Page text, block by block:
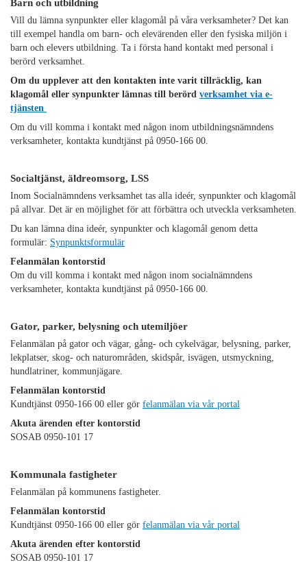
Barn och utbildning
Vill du lämna synpunkter eller klagomål på våra verksamheter? Det kan
till exempel handla om barn- och elevärenden eller den fysiska miljön i
barn och elevers utbildning. Ta i första hand kontakt med personal i
berörd verksamhet.
Om du upplever att den kontakten inte varit tillräcklig, kan
klagomål eller synpunkter lämnas till berörd verksamhet via e-
tjänsten
Om du vill komma i kontakt med någon inom utbildningsnämndens
verksamheter, kontakta kundtjänst på 0950-166 00.
Socialtjänst, äldreomsorg, LSS
Inom Socialnämndens verksamhet tas alla ideér, synpunkter och klagomål
på allvar. Det är en möjlighet för att förbättra och utveckla verksamheten.
Du kan lämna dina ideér, synpunkter och klagomål genom detta
formulär: Synpunktsformulär
Felanmälan kontorstid
Om du vill komma i kontakt med någon inom socialnämndens
verksamheter, kontakta kundtjänst på 0950-166 00.
Gator, parker, belysning och utemiljöer
Felanmälan på gator och vägar, gång- och cykelvägar, belysning, parker,
lekplatser, skog- och naturområden, skidspår, isvägen, utsmyckning,
hundlatriner, kommunjägare.
Felanmälan kontorstid
Kundtjänst 0950-166 00 eller gör felanmälan via vår portal
Akuta ärenden efter kontorstid
SOSAB 0950-101 17
Kommunala fastigheter
Felanmälan på kommunens fastigheter.
Felanmälan kontorstid
Kundtjänst 0950-166 00 eller gör felanmälan via vår portal
Akuta ärenden efter kontorstid
SOSAB 0950-101 17